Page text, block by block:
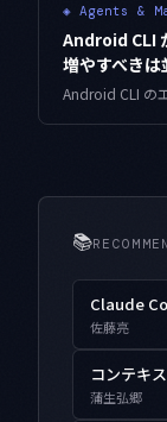
◈ Agents &
Android CLI
増やすべき
📚
佐藤亮
コンテキ
蒲生弘郷